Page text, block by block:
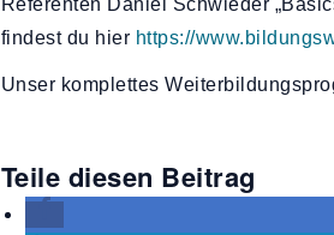
Referenten Daniel Schwieder
findest du hier https://
Unser komplettes
Teile diesen Beitrag